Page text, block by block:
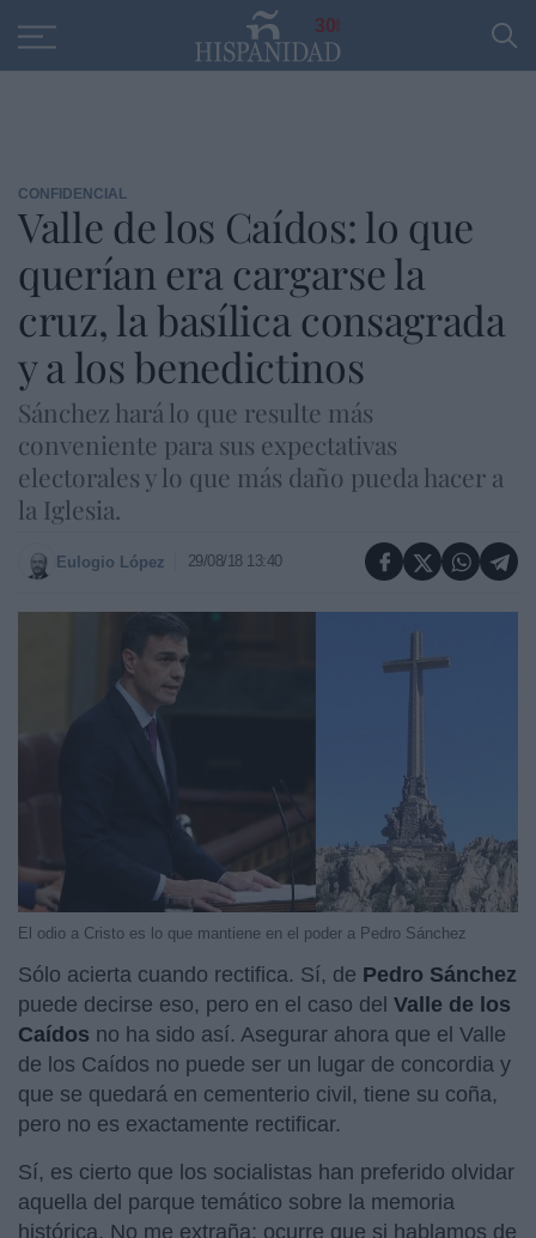
30
CONFIDENCIAL
Valle de los Caídos: lo que
querían era cargarse la
cruz, la basílica consagrada
y a los benedictinos
Sánchez hará lo que resulte más
conveniente para sus expectativas
electorales y lo que más daño pueda hacer a
la Iglesia.
Eulogio López 29/08/18 13:40
El odio a Cristo es lo que mantiene en el poder a Pedro Sánchez
Sólo acierta cuando rectifica. Sí, de Pedro Sánchez
puede decirse eso, pero en el caso del Valle de los
Caídos no ha sido así. Asegurar ahora que el Valle
de los Caídos no puede ser un lugar de concordia y
que se quedará en cementerio civil, tiene su coña,
pero no es exactamente rectificar.
Sí, es cierto que los socialistas han preferido olvidar
aquella del parque temático sobre la memoria
histórica. No me extraña: ocurre que si hablamos de